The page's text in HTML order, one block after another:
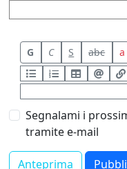
G C S abc a
Segnalami i
tramite e-mail